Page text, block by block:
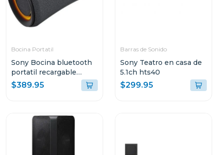
Bocina Portatil
Sony Bocina bluetooth
portatil recargable
xg500
$389.95
Barras de Sonido
Sony Teatro en casa de
5.1ch hts40
$299.95